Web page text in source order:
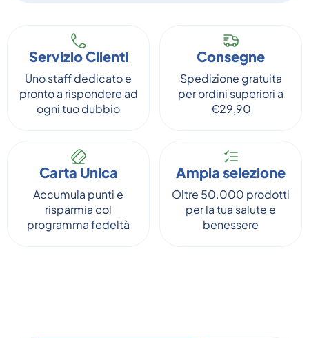
Servizio Clienti
Uno staff dedicato e
pronto a rispondere ad
ogni tuo dubbio
Consegne
Spedizione gratuita
per ordini superiori a
€29,90
Carta Unica
Accumula punti e
risparmia col
programma fedeltà
Ampia selezione
Oltre 50.000 prodotti
per la tua salute e
benessere